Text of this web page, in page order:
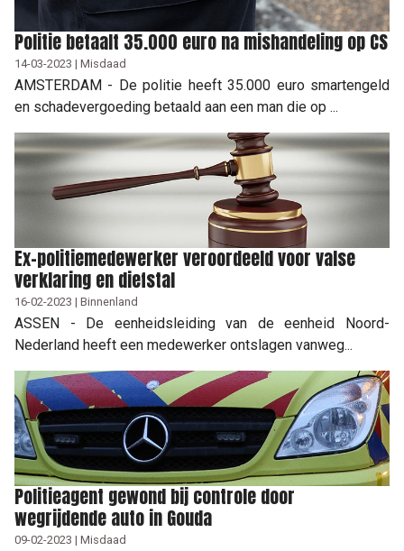
Politie betaalt 35.000 euro na mishandeling op CS
14-03-2023 | Misdaad
AMSTERDAM - De politie heeft 35.000 euro smartengeld
en schadevergoeding betaald aan een man die op ...
Ex-politiemedewerker veroordeeld voor valse
verklaring en diefstal
16-02-2023 | Binnenland
ASSEN - De eenheidsleiding van de eenheid Noord-
Nederland heeft een medewerker ontslagen vanweg...
Politieagent gewond bij controle door
wegrijdende auto in Gouda
09-02-2023 | Misdaad